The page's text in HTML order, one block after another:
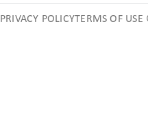
PRIVACY POLICYTERMS OF